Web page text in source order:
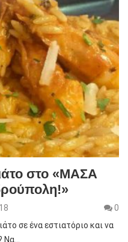
στο «ΜΑΣΑ
0
σε ένα εστιατόριο και να
Να…